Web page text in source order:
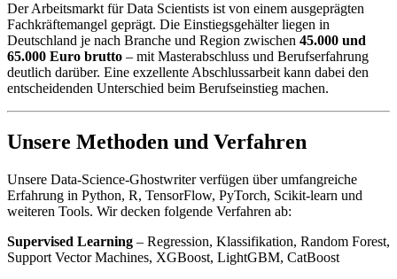
Der Arbeitsmarkt für Data Scientists ist von einem ausgeprägten
Fachkräftemangel geprägt. Die Einstiegsgehälter liegen in
Deutschland je nach Branche und Region zwischen 45.000 und
65.000 Euro brutto – mit Masterabschluss und Berufserfahrung
deutlich darüber. Eine exzellente Abschlussarbeit kann dabei den
entscheidenden Unterschied beim Berufseinstieg machen.
Unsere Methoden und Verfahren
Unsere Data-Science-Ghostwriter verfügen über umfangreiche
Erfahrung in Python, R, TensorFlow, PyTorch, Scikit-learn und
weiteren Tools. Wir decken folgende Verfahren ab:
Supervised Learning – Regression, Klassifikation, Random Forest,
Support Vector Machines, XGBoost, LightGBM, CatBoost